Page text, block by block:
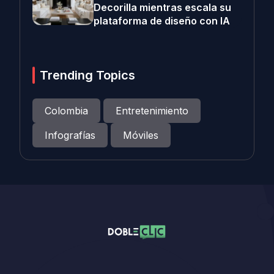
Decorilla mientras escala su
plataforma de diseño con IA
Trending Topics
Colombia
Entretenimiento
Infografías
Móviles